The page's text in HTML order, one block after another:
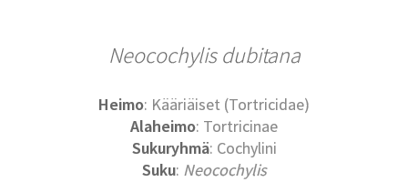
Neocochylis dubitana
Heimo: Kääriäiset (Tortricidae)
Alaheimo: Tortricinae
Sukuryhmä: Cochylini
Suku: Neocochylis